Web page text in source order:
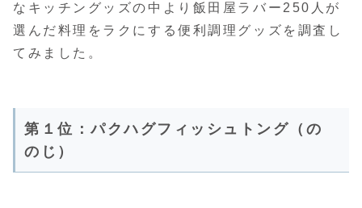
なキッチングッズの中より飯田屋ラバー250人が
選んだ料理をラクにする便利調理グッズを調査し
てみました。
第１位：パクハグフィッシュトング（の
のじ）